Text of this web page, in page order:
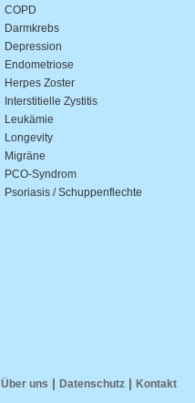
COPD
Darmkrebs
Depression
Endometriose
Herpes Zoster
Interstitielle Zystitis
Leukämie
Longevity
Migräne
PCO-Syndrom
Psoriasis / Schuppenflechte
Über uns | Datenschutz | Kontakt